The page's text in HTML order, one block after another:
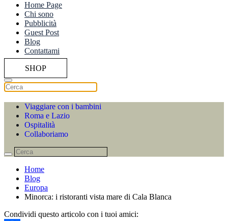
Home Page
Chi sono
Pubblicità
Guest Post
Blog
Contattami
SHOP
Viaggiare con i bambini
Roma e Lazio
Ospitalità
Collaboriamo
Home
Blog
Europa
Minorca: i ristoranti vista mare di Cala Blanca
Condividi questo articolo con i tuoi amici: